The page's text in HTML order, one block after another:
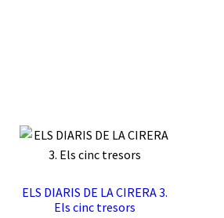
ELS DIARIS DE LA CIRERA 3.
Els cinc tresors